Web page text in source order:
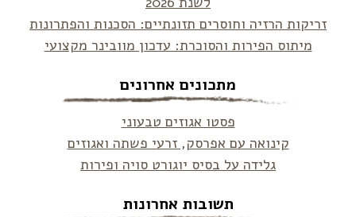
זריקות הרזיה וחוסרים תזונתיים: הסכנות והפתרונות
מיתוס הפירות והסוכרת: עדכון מוובינר מקצועי
מתכונים אחרונים
פסטו אגוזים טבעוני
קינואה עם אפרסק, זרעי פשתה ואגוזים
גלידה על בסיס יוגורט סויה ופירות
תשובות אחרונות